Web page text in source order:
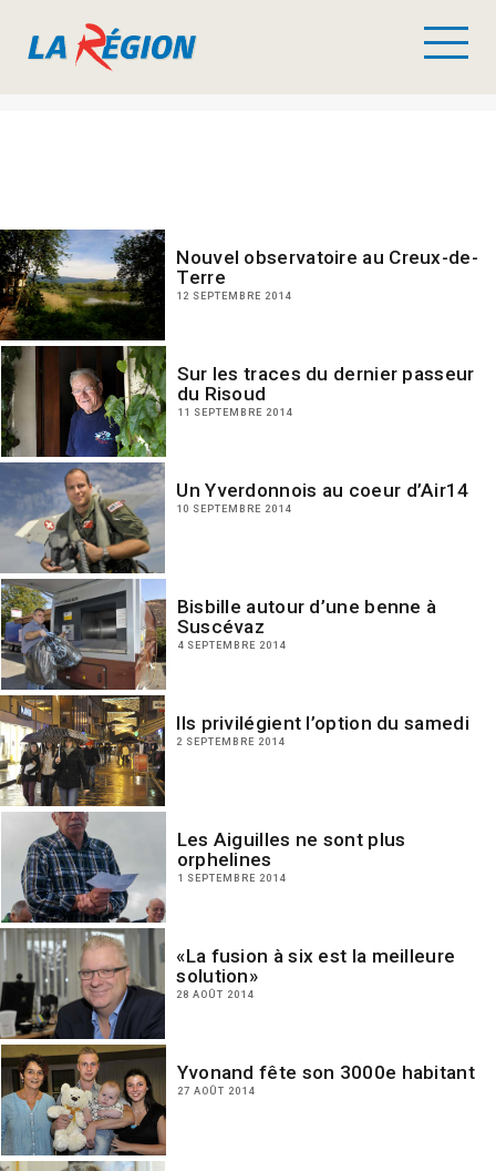
Nouvel observatoire au Creux-de-
Terre
12 SEPTEMBRE 2014
Sur les traces du dernier passeur
du Risoud
11 SEPTEMBRE 2014
Un Yverdonnois au coeur d’Air14
10 SEPTEMBRE 2014
Bisbille autour d’une benne à
Suscévaz
4 SEPTEMBRE 2014
Ils privilégient l’option du samedi
2 SEPTEMBRE 2014
Les Aiguilles ne sont plus
orphelines
1 SEPTEMBRE 2014
«La fusion à six est la meilleure
solution»
28 AOÛT 2014
Yvonand fête son 3000e habitant
27 AOÛT 2014